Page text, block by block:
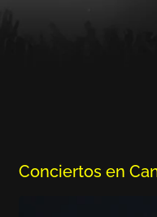
Conciertos en